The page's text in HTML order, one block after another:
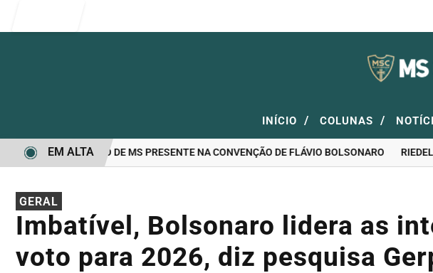
INÍCIO / COLUNAS /
A GOVERNO DE MS PRESENTE NA CONVENÇÃO DE FLÁVIO BOLSONARO RIEDEL
EM ALTA
GERAL
Imbatível, Bolsonaro lidera as
voto para 2026, diz pesquisa